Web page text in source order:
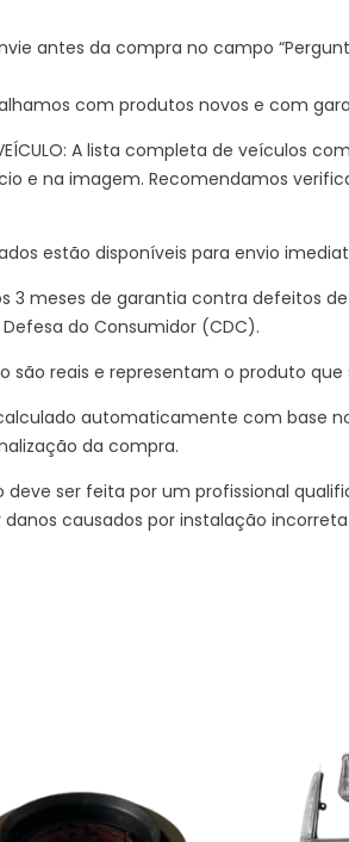
antes da compra no campo
com produtos novos e com
VEÍCULO: A lista completa de veículos
e na imagem. Recomendamos
estão disponíveis para envio
3 meses de garantia contra defeitos
do Consumidor (CDC).
são reais e representam o produto que
calculado automaticamente com base
da compra.
deve ser feita por um profissional
danos causados por instalação